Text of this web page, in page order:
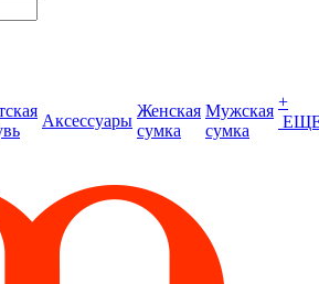
Аксессуары
Женская
сумка
Мужская
сумка
+